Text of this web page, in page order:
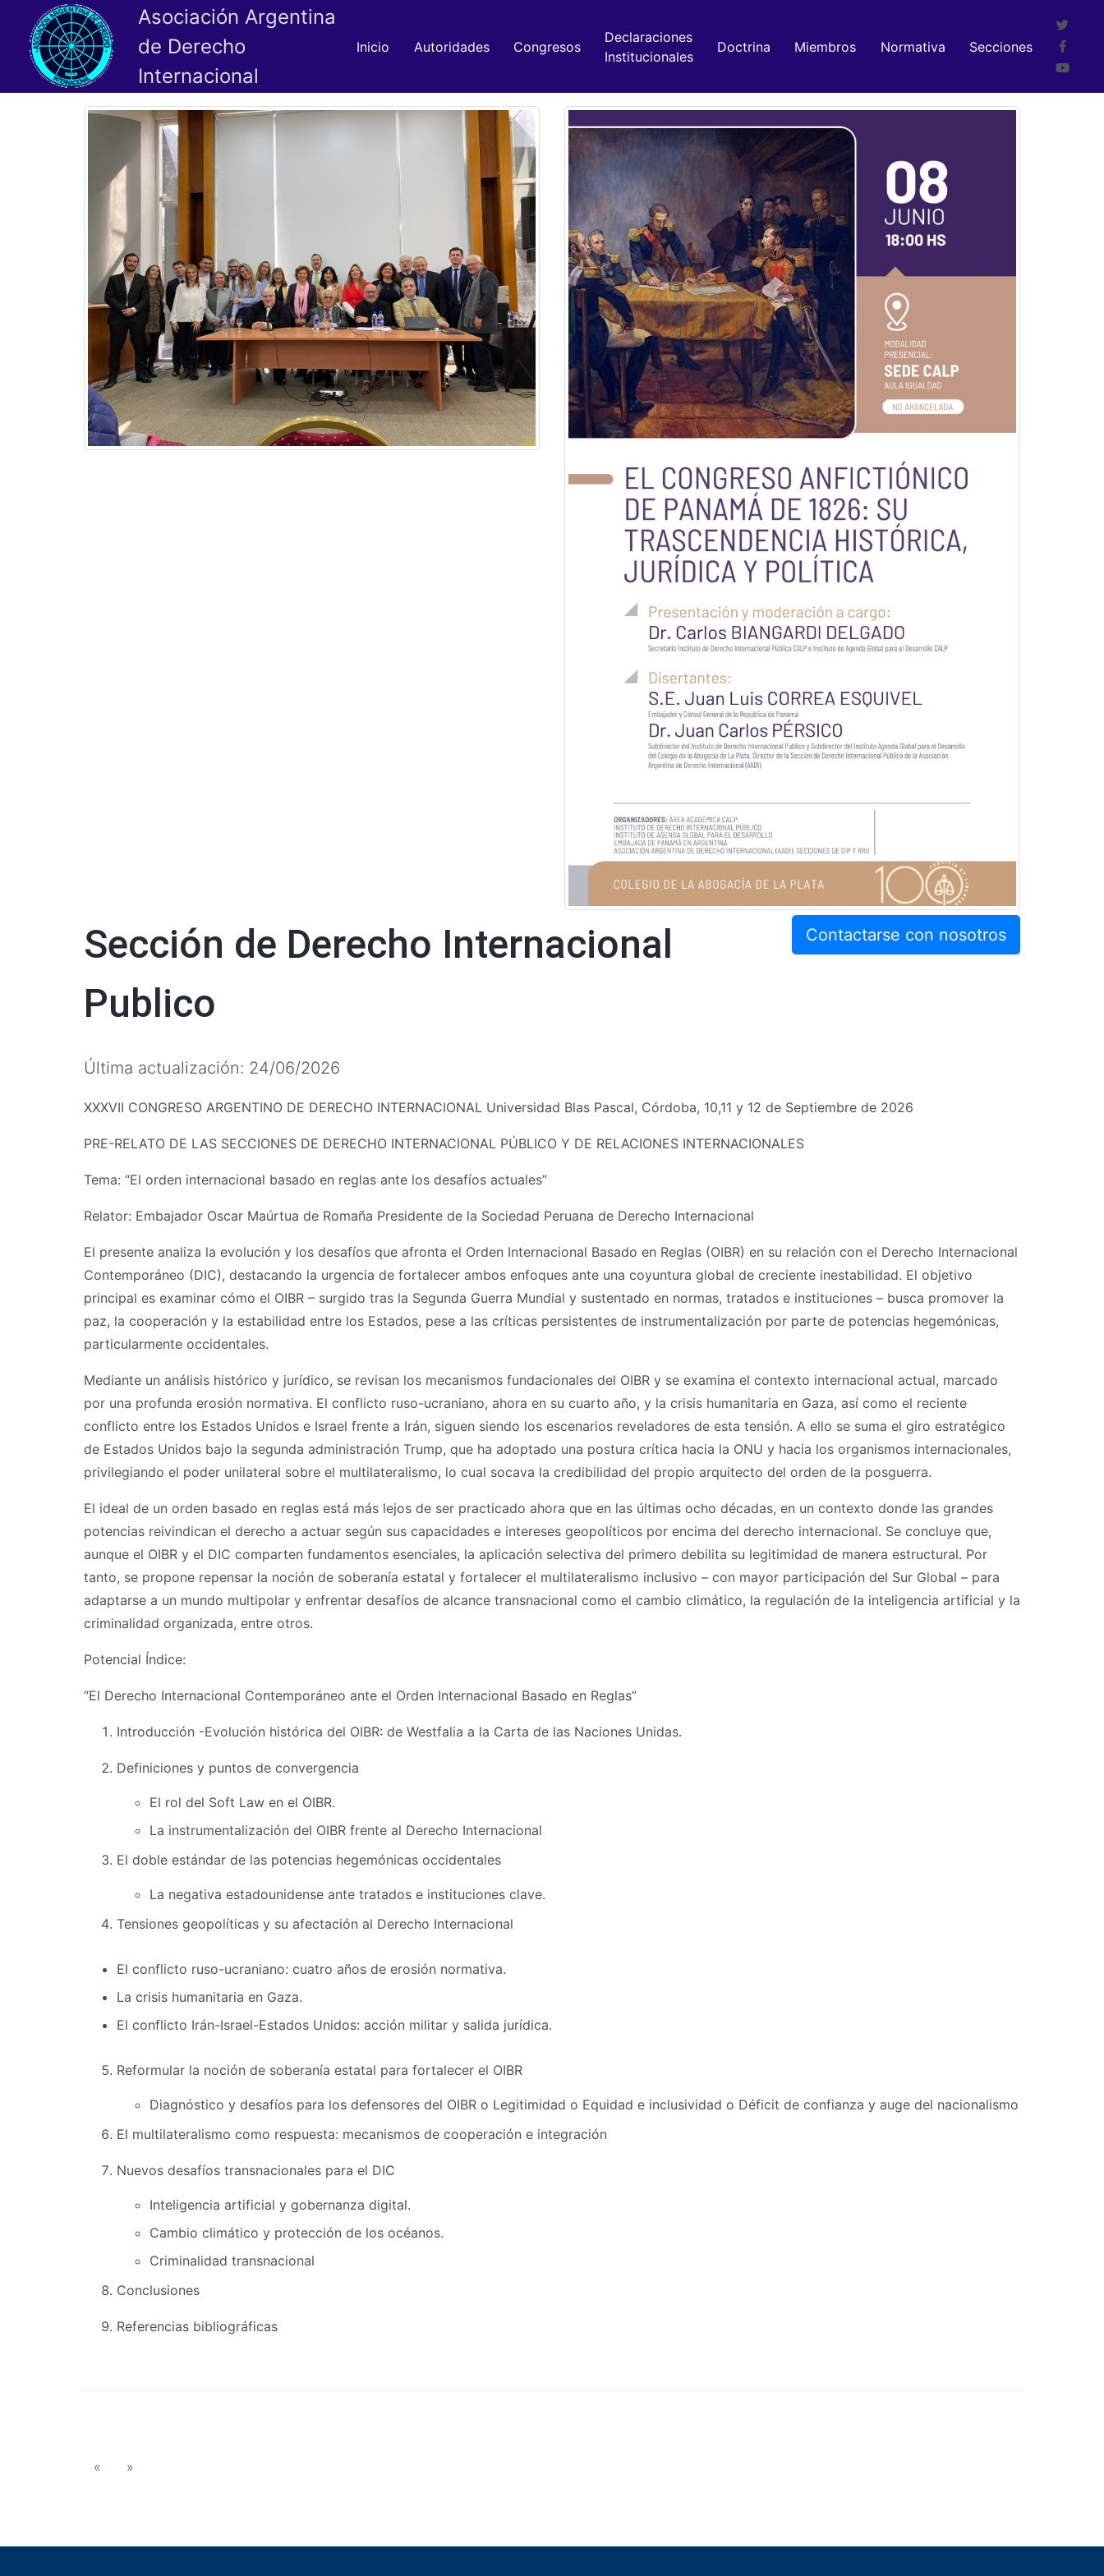
Asociación Argentina
de Derecho
Internacional
Inicio Autoridades Congresos
Declaraciones
Institucionales
Doctrina Miembros Normativa Secciones
Contactarse con nosotros
Sección de Derecho Internacional
Publico
Última actualización: 24/06/2026
XXXVII CONGRESO ARGENTINO DE DERECHO INTERNACIONAL Universidad Blas Pascal, Córdoba, 10,11 y 12 de Septiembre de 2026
PRE-RELATO DE LAS SECCIONES DE DERECHO INTERNACIONAL PÚBLICO Y DE RELACIONES INTERNACIONALES
Tema: “El orden internacional basado en reglas ante los desafíos actuales”
Relator: Embajador Oscar Maúrtua de Romaña Presidente de la Sociedad Peruana de Derecho Internacional
El presente analiza la evolución y los desafíos que afronta el Orden Internacional Basado en Reglas (OIBR) en su relación con el Derecho Internacional
Contemporáneo (DIC), destacando la urgencia de fortalecer ambos enfoques ante una coyuntura global de creciente inestabilidad. El objetivo
principal es examinar cómo el OIBR – surgido tras la Segunda Guerra Mundial y sustentado en normas, tratados e instituciones – busca promover la
paz, la cooperación y la estabilidad entre los Estados, pese a las críticas persistentes de instrumentalización por parte de potencias hegemónicas,
particularmente occidentales.
Mediante un análisis histórico y jurídico, se revisan los mecanismos fundacionales del OIBR y se examina el contexto internacional actual, marcado
por una profunda erosión normativa. El conflicto ruso-ucraniano, ahora en su cuarto año, y la crisis humanitaria en Gaza, así como el reciente
conflicto entre los Estados Unidos e Israel frente a Irán, siguen siendo los escenarios reveladores de esta tensión. A ello se suma el giro estratégico
de Estados Unidos bajo la segunda administración Trump, que ha adoptado una postura crítica hacia la ONU y hacia los organismos internacionales,
privilegiando el poder unilateral sobre el multilateralismo, lo cual socava la credibilidad del propio arquitecto del orden de la posguerra.
El ideal de un orden basado en reglas está más lejos de ser practicado ahora que en las últimas ocho décadas, en un contexto donde las grandes
potencias reivindican el derecho a actuar según sus capacidades e intereses geopolíticos por encima del derecho internacional. Se concluye que,
aunque el OIBR y el DIC comparten fundamentos esenciales, la aplicación selectiva del primero debilita su legitimidad de manera estructural. Por
tanto, se propone repensar la noción de soberanía estatal y fortalecer el multilateralismo inclusivo – con mayor participación del Sur Global – para
adaptarse a un mundo multipolar y enfrentar desafíos de alcance transnacional como el cambio climático, la regulación de la inteligencia artificial y la
criminalidad organizada, entre otros.
Potencial Índice:
“El Derecho Internacional Contemporáneo ante el Orden Internacional Basado en Reglas”
Introducción -Evolución histórica del OIBR: de Westfalia a la Carta de las Naciones Unidas.
Definiciones y puntos de convergencia
El rol del Soft Law en el OIBR.
La instrumentalización del OIBR frente al Derecho Internacional
El doble estándar de las potencias hegemónicas occidentales
La negativa estadounidense ante tratados e instituciones clave.
Tensiones geopolíticas y su afectación al Derecho Internacional
El conflicto ruso-ucraniano: cuatro años de erosión normativa.
La crisis humanitaria en Gaza.
El conflicto Irán-Israel-Estados Unidos: acción militar y salida jurídica.
Reformular la noción de soberanía estatal para fortalecer el OIBR
Diagnóstico y desafíos para los defensores del OIBR o Legitimidad o Equidad e inclusividad o Déficit de confianza y auge del nacionalismo
El multilateralismo como respuesta: mecanismos de cooperación e integración
Nuevos desafíos transnacionales para el DIC
Inteligencia artificial y gobernanza digital.
Cambio climático y protección de los océanos.
Criminalidad transnacional
Conclusiones
Referencias bibliográficas
« »